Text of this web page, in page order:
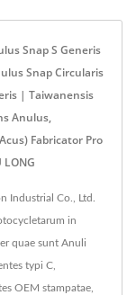
Snap S Generis
Snap Circularis
| Taiwanensis
Anulus,
Fabricator Pro
Industrial Co., Ltd.
in
quae sunt Anuli
typi C,
OEM stampatae,